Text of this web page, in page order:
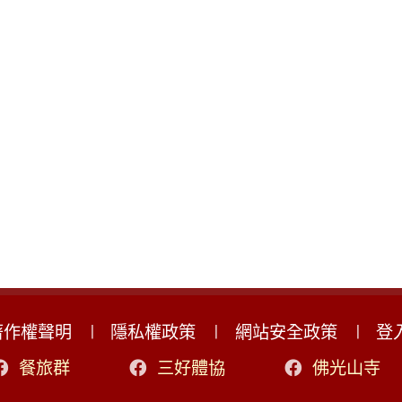
權聲明 隱私權政策 網站安全政策
登
餐旅群
三好體協 佛光山寺